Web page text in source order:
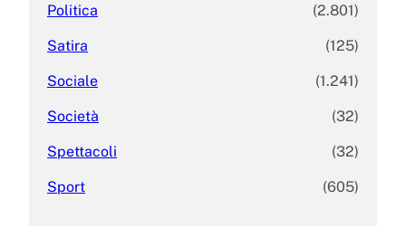
Politica (2.801)
Satira (125)
Sociale (1.241)
Società (32)
Spettacoli (32)
Sport (605)